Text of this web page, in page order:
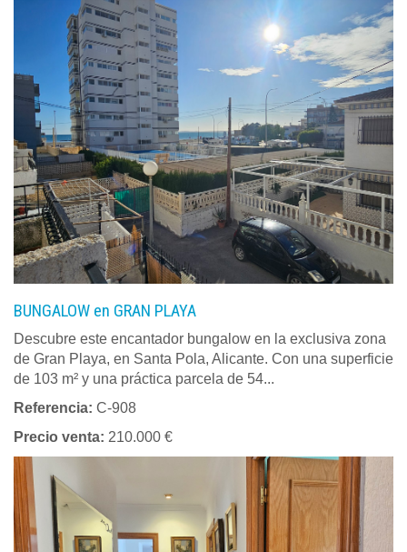
BUNGALOW en GRAN PLAYA
Descubre este encantador bungalow en la exclusiva zona
de Gran Playa, en Santa Pola, Alicante. Con una superficie
de 103 m² y una práctica parcela de 54...
Referencia: C-908
Precio venta: 210.000 €